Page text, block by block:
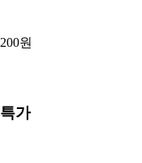
원
가